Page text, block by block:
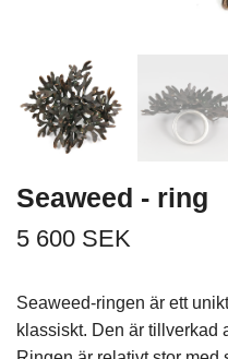
Seaweed - ring
5 600 SEK
Seaweed-ringen är ett
klassiskt. Den är tillverkad